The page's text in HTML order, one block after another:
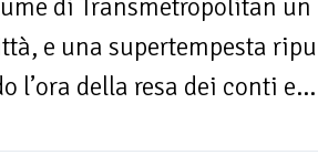
di Transmetropolitan
e una supertempesta
l’ora della resa dei conti e...